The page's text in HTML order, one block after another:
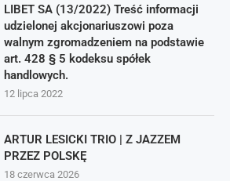
LIBET SA (13/2022) Treść informacji
udzielonej akcjonariuszowi poza
walnym zgromadzeniem na podstawie
art. 428 § 5 kodeksu spółek
handlowych.
12 lipca 2022
ARTUR LESICKI TRIO | Z JAZZEM
PRZEZ POLSKĘ
18 czerwca 2026